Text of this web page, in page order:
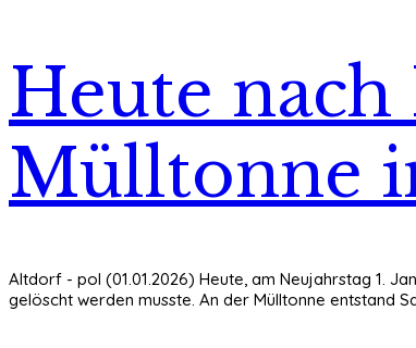
Heute
Mülltonne
Altdorf - pol (01.01.2026) Heute, am Neujahrstag 1.
gelöscht werden musste. An der Mülltonne entstand